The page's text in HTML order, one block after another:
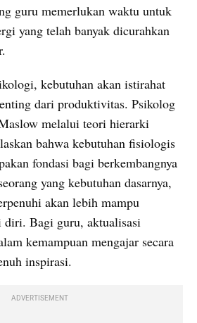
guru memerlukan waktu untuk
yang telah banyak dicurahkan
kebutuhan akan istirahat
dari produktivitas. Psikolog
melalui teori hierarki
bahwa kebutuhan fisiologis
fondasi bagi berkembangnya
yang kebutuhan dasarnya,
akan lebih mampu
diri. Bagi guru, aktualisasi
kemampuan mengajar secara
inspirasi.
ADVERTISEMENT